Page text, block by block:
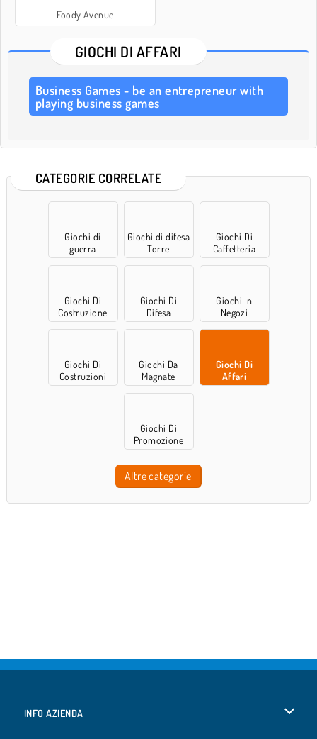
Foody Avenue
GIOCHI DI AFFARI
Business Games - be an entrepreneur with
playing business games
CATEGORIE CORRELATE
Giochi di
guerra
Giochi di difesa
Torre
Giochi Di
Caffetteria
Giochi Di
Costruzione
Giochi Di
Difesa
Giochi In
Negozi
Giochi Di
Costruzioni
Giochi Da
Magnate
Giochi Di
Affari
Giochi Di
Promozione
Altre categorie
INFO AZIENDA